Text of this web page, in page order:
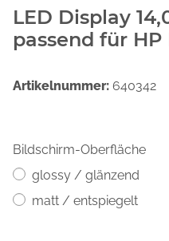
LED Display
passend für HP
Artikelnummer: 640342
Bildschirm-Oberfläche
glossy / glänzend
matt / entspiegelt